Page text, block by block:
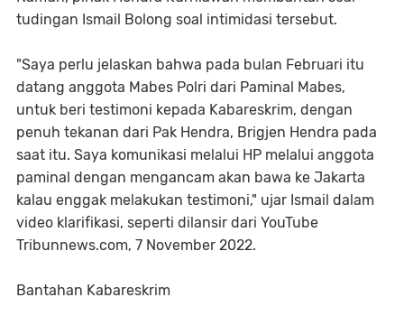
tudingan Ismail Bolong soal intimidasi tersebut.
"Saya perlu jelaskan bahwa pada bulan Februari itu
datang anggota Mabes Polri dari Paminal Mabes,
untuk beri testimoni kepada Kabareskrim, dengan
penuh tekanan dari Pak Hendra, Brigjen Hendra pada
saat itu. Saya komunikasi melalui HP melalui anggota
paminal dengan mengancam akan bawa ke Jakarta
kalau enggak melakukan testimoni," ujar Ismail dalam
video klarifikasi, seperti dilansir dari YouTube
Tribunnews.com, 7 November 2022.
Bantahan Kabareskrim